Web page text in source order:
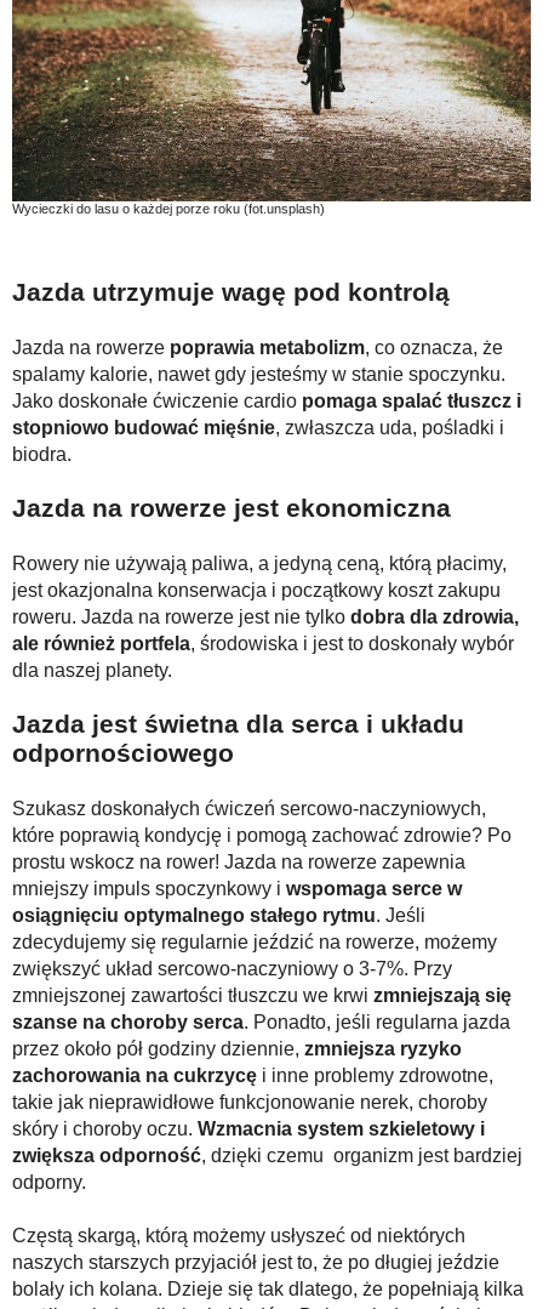
Wycieczki do lasu o każdej porze roku (fot.unsplash)
Jazda utrzymuje wagę pod kontrolą
Jazda na rowerze poprawia metabolizm, co oznacza, że
spalamy kalorie, nawet gdy jesteśmy w stanie spoczynku.
Jako doskonałe ćwiczenie cardio pomaga spalać tłuszcz i
stopniowo budować mięśnie, zwłaszcza uda, pośladki i
biodra.
Jazda na rowerze jest ekonomiczna
Rowery nie używają paliwa, a jedyną ceną, którą płacimy,
jest okazjonalna konserwacja i początkowy koszt zakupu
roweru. Jazda na rowerze jest nie tylko dobra dla zdrowia,
ale również portfela, środowiska i jest to doskonały wybór
dla naszej planety.
Jazda jest świetna dla serca i układu
odpornościowego
Szukasz doskonałych ćwiczeń sercowo-naczyniowych,
które poprawią kondycję i pomogą zachować zdrowie? Po
prostu wskocz na rower! Jazda na rowerze zapewnia
mniejszy impuls spoczynkowy i wspomaga serce w
osiągnięciu optymalnego stałego rytmu. Jeśli
zdecydujemy się regularnie jeździć na rowerze, możemy
zwiększyć układ sercowo-naczyniowy o 3-7%. Przy
zmniejszonej zawartości tłuszczu we krwi zmniejszają się
szanse na choroby serca. Ponadto, jeśli regularna jazda
przez około pół godziny dziennie, zmniejsza ryzyko
zachorowania na cukrzycę i inne problemy zdrowotne,
takie jak nieprawidłowe funkcjonowanie nerek, choroby
skóry i choroby oczu. Wzmacnia system szkieletowy i
zwiększa odporność, dzięki czemu organizm jest bardziej
odporny.
Częstą skargą, którą możemy usłyszeć od niektórych
naszych starszych przyjaciół jest to, że po długiej jeździe
bolały ich kolana. Dzieje się tak dlatego, że popełniają kilka